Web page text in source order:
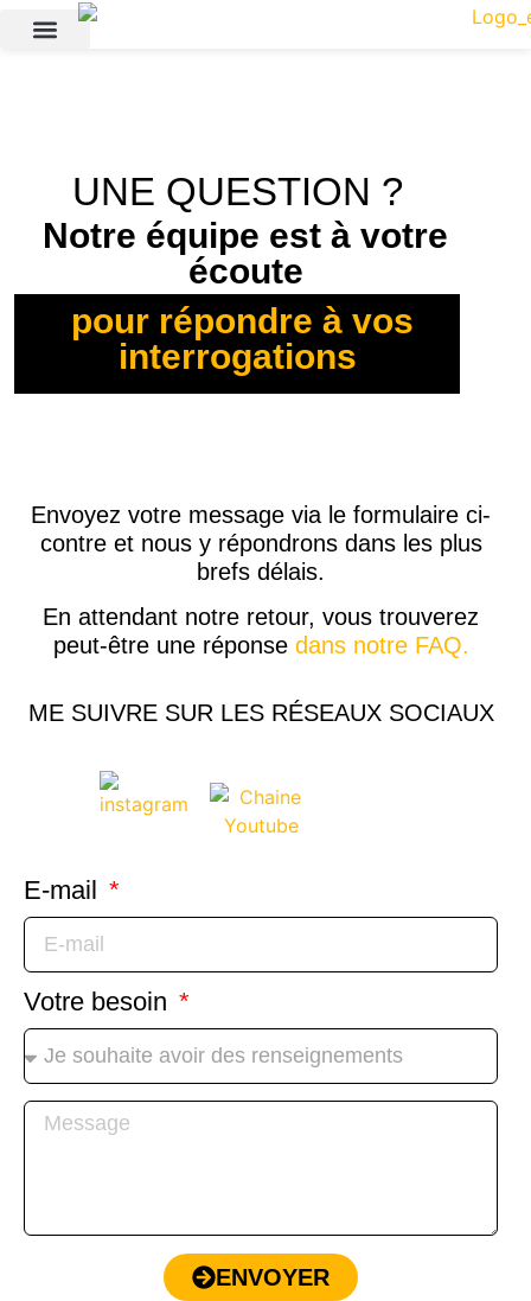
UNE QUESTION ?
Notre équipe est à votre
écoute
pour répondre à vos
interrogations
Envoyez votre message via le formulaire ci-
contre et nous y répondrons dans les plus
brefs délais.
En attendant notre retour, vous trouverez
peut-être une réponse dans notre FAQ.
ME SUIVRE SUR LES RÉSEAUX SOCIAUX
E-mail
Votre besoin
ENVOYER